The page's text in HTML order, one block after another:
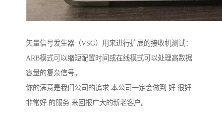
矢量信号发生器（VSG）用来进行扩展的接收机测试：
ARB模式可以缩短配置时间或在线模式可以处理高数据
容量的复杂信号。
你的满意是我们公司的追求.本公司一定会做到.好.很好.
非常好.的服务.来回报广大的新老客户。